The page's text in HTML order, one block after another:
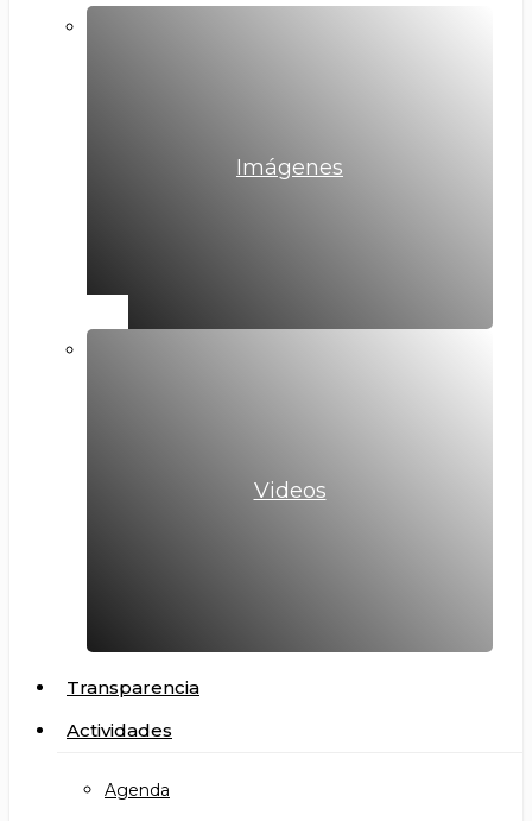
Imágenes
Videos
Transparencia
Actividades
Agenda